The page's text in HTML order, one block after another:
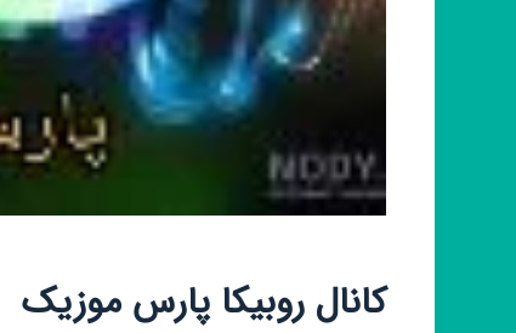
کانال روبیکا پارس موزیک